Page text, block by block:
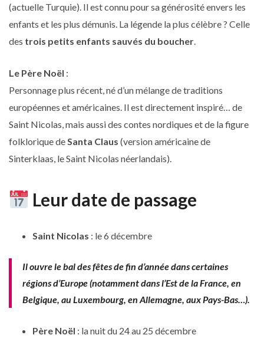
(actuelle Turquie). Il est connu pour sa générosité envers les
enfants et les plus démunis. La légende la plus célèbre ? Celle
des trois petits enfants sauvés du boucher.
Le Père Noël :
Personnage plus récent, né d’un mélange de traditions
européennes et américaines. Il est directement inspiré… de
Saint Nicolas, mais aussi des contes nordiques et de la figure
folklorique deSanta Claus (version américaine de
Sinterklaas, le Saint Nicolas néerlandais).
Leur date de passage
Saint Nicolas : le 6 décembre
Il ouvre le bal des fêtes de fin d’année dans certaines
régions d’Europe (notamment dans l’Est de la France, en
Belgique, au Luxembourg, en Allemagne, aux Pays-Bas…).
Père Noël : la nuit du 24 au 25 décembre